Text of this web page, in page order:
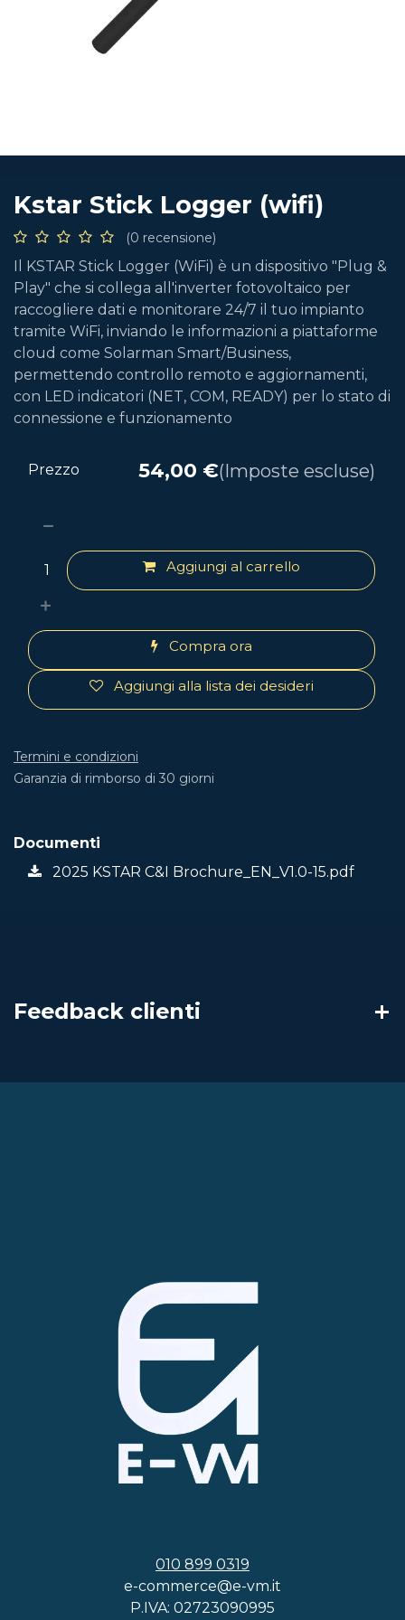
Kstar Stick Logger (wifi)
(0 recensione)
Il KSTAR Stick Logger (WiFi) è un dispositivo "Plug &
Play" che si collega all'inverter fotovoltaico per
raccogliere dati e monitorare 24/7 il tuo impianto
tramite WiFi, inviando le informazioni a piattaforme
cloud come Solarman Smart/Business,
permettendo controllo remoto e aggiornamenti,
con LED indicatori (NET, COM, READY) per lo stato di
connessione e funzionamento
Aggiungi al carrello
Compra ora
Aggiungi alla lista dei desideri
Prezzo 54,00 €(Imposte escluse)
Termini e condizioni
Garanzia di rimborso di 30 giorni
Documenti
2025 KSTAR C&I Brochure_EN_V1.0-15.pdf
Feedback clienti
010 899 0319
e-commerce@e-vm.it
P.IVA: 02723090995